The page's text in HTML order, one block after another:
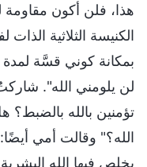
هذا، فلن أكون مقاومة
الكنيسة الثلاثية
بمكانة كوني قسَّة لمدة
لن يلومني الله".
تؤمنين بالله
الله؟" وقالت أمي
يخلص فيها الله